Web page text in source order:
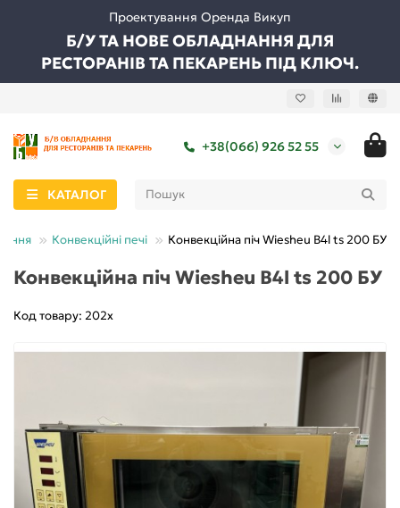
Проектування Оренда Викуп
Б/У ТА НОВЕ ОБЛАДНАННЯ ДЛЯ
РЕСТОРАНІВ ТА ПЕКАРЕНЬ ПІД КЛЮЧ.
+38(066) 926 52 55
КАТАЛОГ
Конвекційні печі Конвекційна піч Wiesheu B4l ts 200 БУ
Конвекційна піч Wiesheu B4l ts 200 БУ
Код товару: 202х